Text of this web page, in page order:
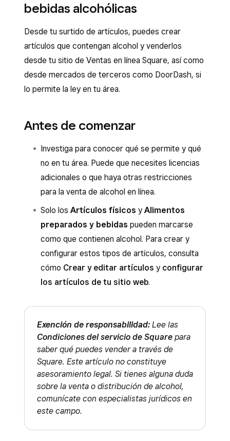
bebidas alcohólicas
Desde tu surtido de artículos, puedes crear
artículos que contengan alcohol y venderlos
desde tu sitio de Ventas en línea Square, así como
desde mercados de terceros como DoorDash, si
lo permite la ley en tu área.
Antes de comenzar
Investiga para conocer qué se permite y qué
no en tu área. Puede que necesites licencias
adicionales o que haya otras restricciones
para la venta de alcohol en línea.
Solo los Artículos físicos y Alimentos
preparados y bebidas pueden marcarse
como que contienen alcohol. Para crear y
configurar estos tipos de artículos, consulta
cómo Crear y editar artículos y configurar
los artículos de tu sitio web.
Exención de responsabilidad: Lee las
Condiciones del servicio de Square para
saber qué puedes vender a través de
Square. Este artículo no constituye
asesoramiento legal. Si tienes alguna duda
sobre la venta o distribución de alcohol,
comunícate con especialistas jurídicos en
este campo.